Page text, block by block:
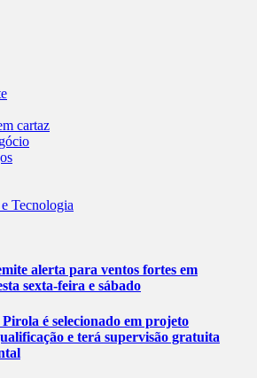
cartaz
Tecnologia
alerta para ventos fortes em
sexta-feira e sábado
é selecionado em projeto
e terá supervisão gratuita